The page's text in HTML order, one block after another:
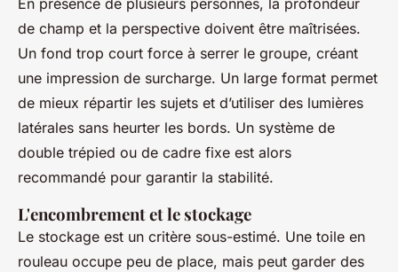
de champ et la perspective doivent être maîtrisées.
Un fond trop court force à serrer le groupe, créant
une impression de surcharge. Un large format permet
de mieux répartir les sujets et d’utiliser des lumières
latérales sans heurter les bords. Un système de
double trépied ou de cadre fixe est alors
recommandé pour garantir la stabilité.
L'encombrement et le stockage
Le stockage est un critère sous-estimé. Une toile en
rouleau occupe peu de place, mais peut garder des